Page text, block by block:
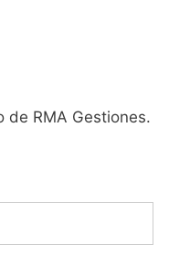
de RMA Gestiones.